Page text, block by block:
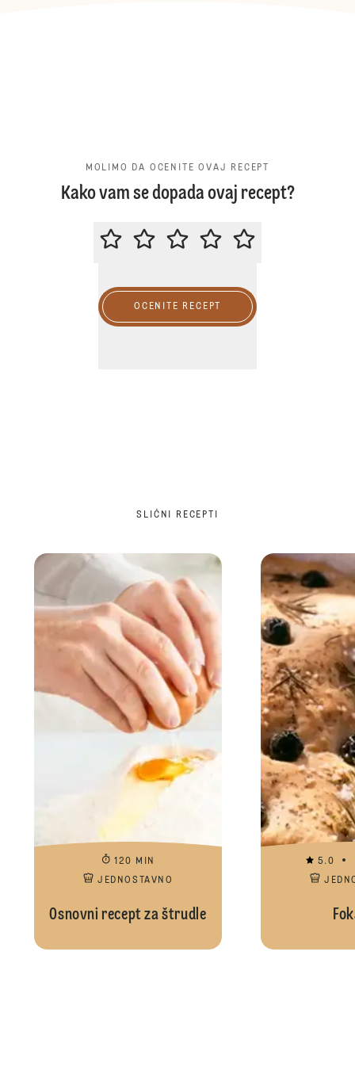
MOLIMO DA OCENITE OVAJ RECEPT
Kako vam se dopada ovaj recept?
MOLIMO DA OCENITE OVAJ
OCENITE RECEPT
SLIČNI RECEPTI
120 MIN
JEDNOSTAVNO
Osnovni recept za štrudle
5.0